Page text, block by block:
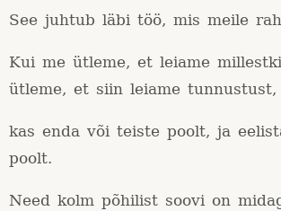
See juhtub läbi töö, mis meile
Kui me ütleme, et leiame
ütleme, et siin leiame tunnustust,
kas enda või teiste poolt, ja
poolt.
Need kolm põhilist soovi on